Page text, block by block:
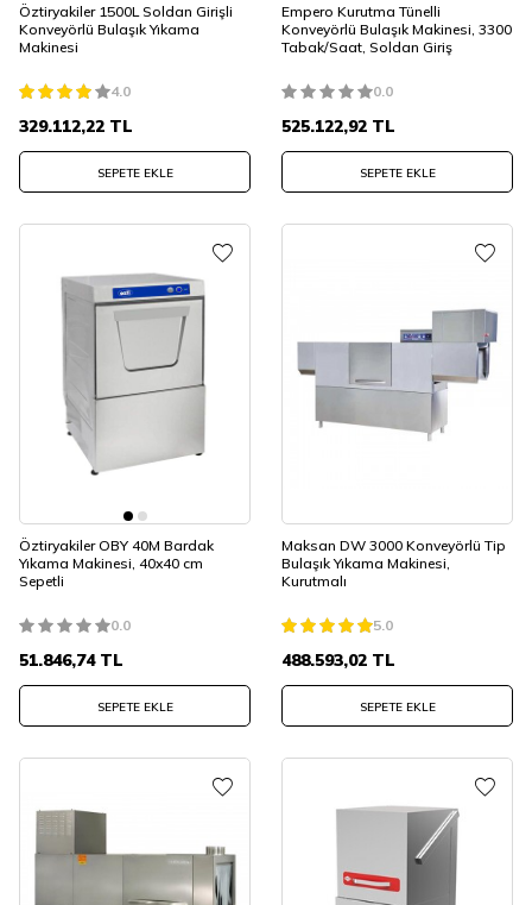
Öztiryakiler 1500L Soldan Girişli
Konveyörlü Bulaşık Yıkama
Makinesi
4.0
329.112,22 TL
SEPETE EKLE
Empero Kurutma Tünelli
Konveyörlü Bulaşık Makinesi, 3300
Tabak/Saat, Soldan Giriş
0.0
525.122,92 TL
SEPETE EKLE
Öztiryakiler OBY 40M Bardak
Yıkama Makinesi, 40x40 cm
Sepetli
0.0
51.846,74TL
SEPETE EKLE
Maksan DW 3000 Konveyörlü Tip
Bulaşık Yıkama Makinesi,
Kurutmalı
5.0
488.593,02 TL
SEPETE EKLE